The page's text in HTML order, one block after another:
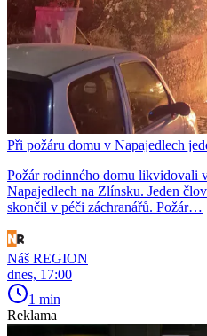
Při požáru domu v Napajedlech
Požár rodinného domu likvidovali
Napajedlech na Zlínsku. Jeden
skončil v péči záchranářů. Požár…
Náš REGION
dnes, 17:00
1 min
Reklama